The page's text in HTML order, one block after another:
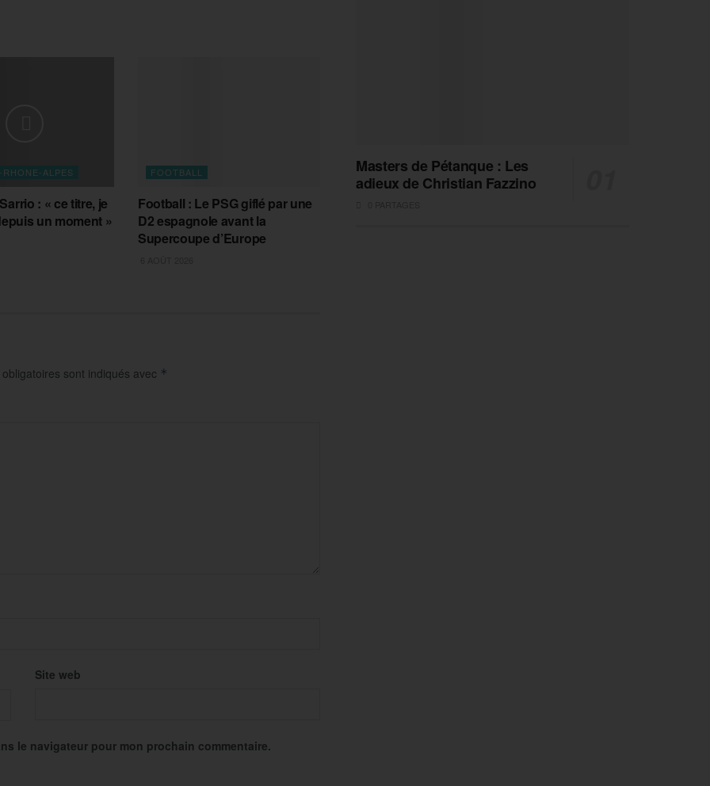
ALPES
: « ce titre, je
un moment »
FOOTBALL
Football : Le PSG giflé par une
D2 espagnole avant la
Supercoupe d’Europe
sont indiqués avec *
Site web
le navigateur pour mon prochain commentaire.
Masters de Pétanque : Les
adieux de Christian Fazzino